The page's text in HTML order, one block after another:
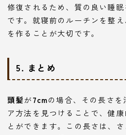
修復されるため、質の良い睡
です。就寝前のルーチンを整
を作ることが大切です。
5. まとめ
頭髪が7cmの場合、その長さ
ア方法を見つけることで、健
とができます。この長さは、